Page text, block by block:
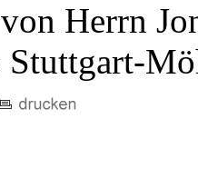
Herrn
Stuttgart-